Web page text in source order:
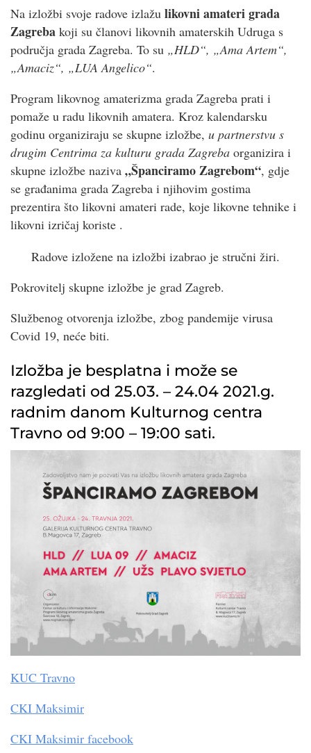
Na izložbi svoje radove izlažu likovni amateri grada
Zagreba koji su članovi likovnih amaterskih Udruga s
područja grada Zagreba. To su „HLD“, „Ama Artem“,
„Amaciz“, „LUA Angelico“.
Program likovnog amaterizma grada Zagreba prati i
pomaže u radu likovnih amatera. Kroz kalendarsku
godinu organiziraju se skupne izložbe, u partnerstvu s
drugim Centrima za kulturu grada Zagreba organizira i
skupne izložbe naziva „Španciramo Zagrebom“, gdje
se građanima grada Zagreba i njihovim gostima
prezentira što likovni amateri rade, koje likovne tehnike i
likovni izričaj koriste .
Radove izložene na izložbi izabrao je stručni žiri.
Pokrovitelj skupne izložbe je grad Zagreb.
Službenog otvorenja izložbe, zbog pandemije virusa
Covid 19, neće biti.
Izložba je besplatna i može se
razgledati od 25.03. – 24.04 2021.g.
radnim danom Kulturnog centra
Travno od 9:00 – 19:00 sati.
KUC Travno
CKI Maksimir
CKI Maksimir facebook